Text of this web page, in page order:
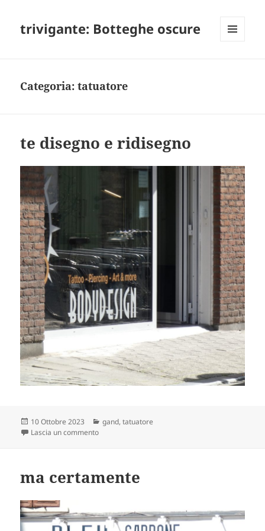
trivigante: Botteghe oscure
Categoria:tatuatore
te disegno e ridisegno
Scritto
il
10 Ottobre 2023 Categorie
gand,tatuatore
Lascia un commentosu te disegno e ridisegno
ma certamente